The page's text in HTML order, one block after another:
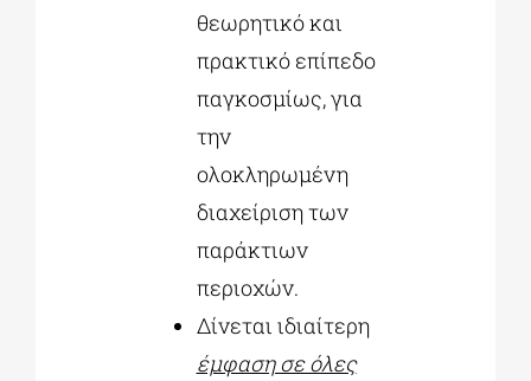
θεωρητικό και
πρακτικό επίπεδο
παγκοσμίως, για
την
ολοκληρωμένη
διαχείριση των
παράκτιων
περιοχών.
Δίνεται ιδιαίτερη
έμφαση σε όλες